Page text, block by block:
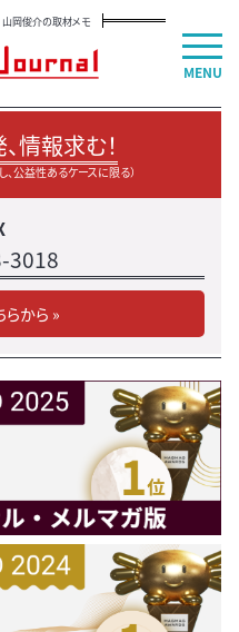
岡俊介の取材メモ
情報求む！
公益性あるケースに限る）
3018
らから »
MENU